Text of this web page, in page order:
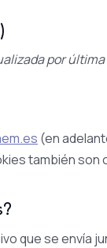
por
(en
también
que se envía